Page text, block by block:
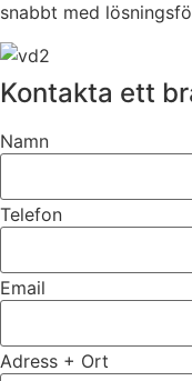
snabbt med
Kontakta ett
Namn
Telefon
Email
Adress + Ort